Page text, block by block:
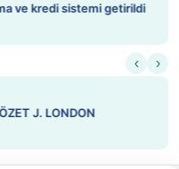
ve kredi sistemi getirildi
‹ ›
J. LONDON